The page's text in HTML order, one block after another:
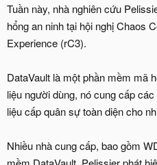
Tuần này, nhà nghiên cứu
hổng an ninh tại hội nghị Chaos
Experience (rC3).
DataVault là một phần mềm mã
liệu người dùng, nó cung cấp
liệu cấp quân sự toàn diện cho
Nhiều nhà cung cấp, bao gồm